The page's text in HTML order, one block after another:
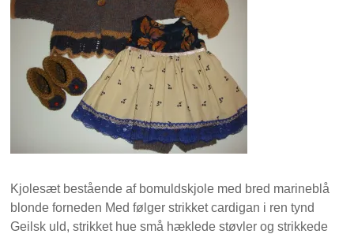
Kjolesæt bestående af bomuldskjole med bred marineblå
blonde forneden Med følger strikket cardigan i ren tynd
Geilsk uld, strikket hue små hæklede støvler og strikkede